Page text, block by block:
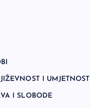
I UMJETNOST
I SLOBODE